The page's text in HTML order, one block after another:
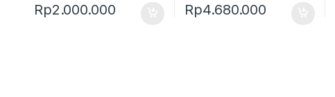
Rp2.000.000 Rp4.680.000